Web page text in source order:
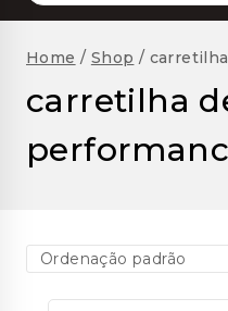
Home / Shop /
carretilha